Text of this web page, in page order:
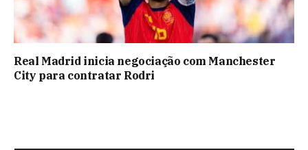
Real Madrid inicia negociação com Manchester
City para contratar Rodri